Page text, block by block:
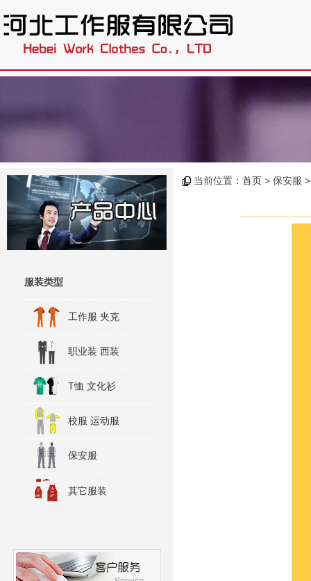
服装类型
工作服 夹克
职业装 西装
T恤 文化衫
校服 运动服
保安服
其它服装
当前位置： 首页 > 保安服